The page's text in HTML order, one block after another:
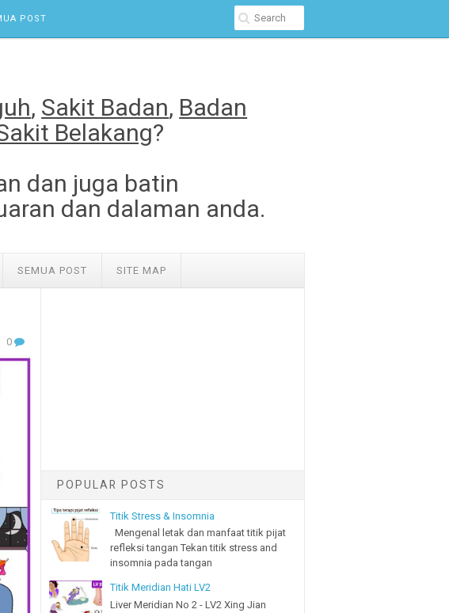
POST
, Sakit Badan, Badan
Belakang?
dan juga batin
dan dalaman anda.
SEMUA POST SITE MAP
0
POPULAR POSTS
Titik Stress & Insomnia
Mengenal letak dan manfaat titik pijat
refleksi tangan Tekan titik stress and
insomnia pada tangan
Titik Meridian Hati LV2
Liver Meridian No 2 - LV2 Xing Jian